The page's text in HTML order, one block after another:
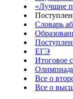
«Лучшие
Словарь
ЕГЭ
Итоговое
Все о
Все о